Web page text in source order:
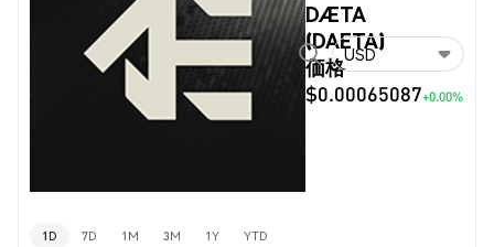
DÆTA
(DAETA)
価格
$0.00065087+0.00%
USD
1D 7D 1M 3M 1Y YTD